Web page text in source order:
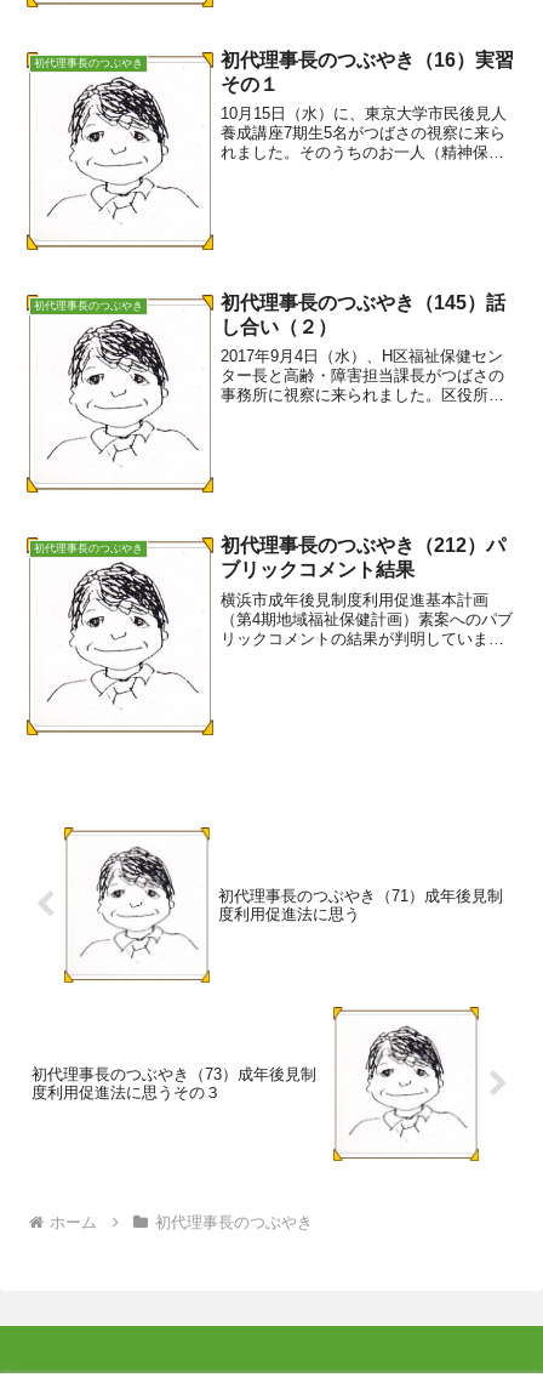
初代理事長のつぶやき
初代理事長のつぶやき（16）実習
その１
10月15日（水）に、東京大学市民後見人
養成講座7期生5名がつばさの視察に来ら
れました。そのうちのお一人（精神保健
初代理事長のつぶやき
初代理事長のつぶやき（145）話
し合い（２）
2017年9月4日（水）、H区福祉保健セン
ター長と高齢・障害担当課長がつばさの
事務所に視察に来られました。区役所の
初代理事長のつぶやき
初代理事長のつぶやき（212）パ
ブリックコメント結果
横浜市成年後見制度利用促進基本計画
（第4期地域福祉保健計画）素案へのパブ
リックコメントの結果が判明していま
初代理事長のつぶやき（71）成年後見制
度利用促進法に思う
初代理事長のつぶやき（73）成年後見制
度利用促進法に思うその３
ホーム 初代理事長のつぶやき